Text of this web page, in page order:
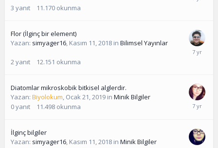
3 yanıt 11.170 okunma
Flor (İlginç bir element)
Yazan: simyager16, Kasım 11, 2018 in Bilimsel Yayınlar
2yanıt 12.151 okunma
Diatomlar mikroskobik bitkisel alglerdir.
Yazan: Biyolokum, Ocak 21, 2019 in Minik Bilgiler
0yanıt 11.498 okunma
İlginç bilgiler
Yazan: simyager16, Kasım 11, 2018 in Minik Bilgiler